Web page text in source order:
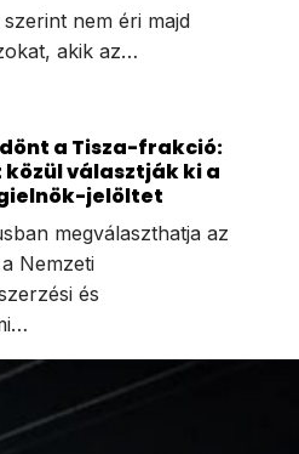
nem éri majd
akik az…
a Tisza-frakció:
választják ki a
jelöltet
megválaszthatja az
Nemzeti
és